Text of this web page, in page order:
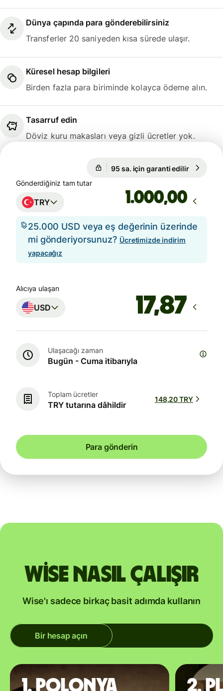
Dünya çapında para gönderebilirsiniz
Transferler 20 saniyeden kısa sürede ulaşır.
Küresel hesap bilgileri
Birden fazla para biriminde kolayca ödeme alın.
Tasarruf edin
Döviz kuru makasları veya gizli ücretler yok.
95 sa. için garanti edilir
Gönderdiğiniz tam tutar
TRY ,00
25.000 USD veya eş değerinin üzerinde
mi gönderiyorsunuz? Ücretimizde indirim
yapacağız
Alıcıya ulaşan
USD
Ulaşacağı zaman
Bugün - Cuma itibarıyla
Toplam ücretler
TRY tutarına dâhildir
148,20 TRY
Para gönderin
Wise nasıl çalışır
Wise'ı sadece birkaç basit adımda kullanın
Bir hesap açın
1. Polonya
2.